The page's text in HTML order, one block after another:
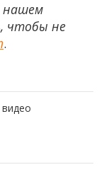
нашем
чтобы не
.